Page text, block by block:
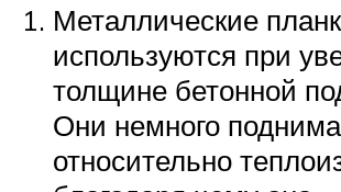
Металлические
используются при
толщине бетонной
Они немного
относительно